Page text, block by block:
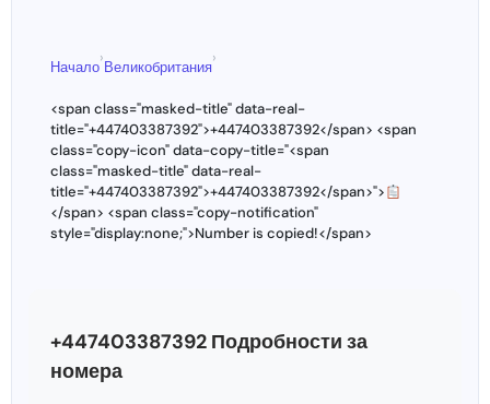
Начало
›
Великобритания
›
<span class="masked-title" data-real-
title="+447403387392">+447403387392</span> <span
class="copy-icon" data-copy-title="<span
class="masked-title" data-real-
title="+447403387392">+447403387392</span>">
</span> <span class="copy-notification"
style="display:none;">Number is copied!</span>
+447403387392 Подробности за
номера